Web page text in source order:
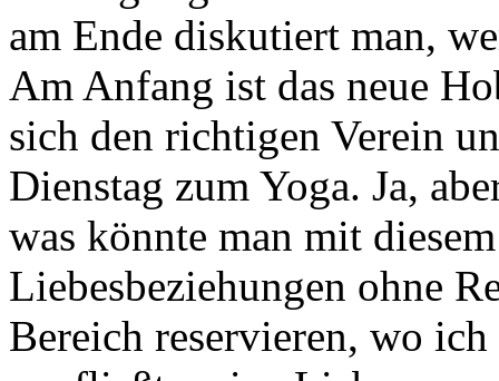
am Ende diskutiert man,
Am Anfang ist das neue
sich den richtigen Verein
Dienstag zum Yoga. Ja,
was könnte man mit
Liebesbeziehungen ohne
Bereich reservieren, wo